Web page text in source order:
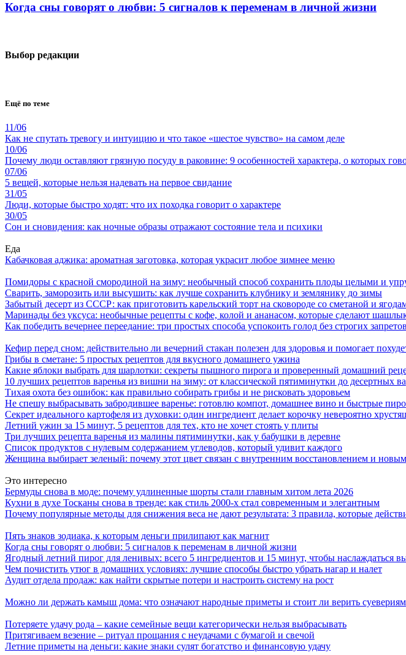
Когда сны говорят о любви: 5 сигналов к переменам в личной жизни
Выбор редакции
Ещё по теме
11/06
Как не спутать тревогу и интуицию и что такое «шестое чувство» на самом деле
10/06
Почему люди оставляют грязную посуду в раковине: 9 особенностей характера, о которых
07/06
5 вещей, которые нельзя надевать на первое свидание
31/05
Люди, которые быстро ходят: что их походка говорит о характере
30/05
Сон и сновидения: как ночные образы отражают состояние тела и психики
Еда
Кабачковая аджика: ароматная заготовка, которая украсит любое зимнее меню
Помидоры с красной смородиной на зиму: необычный способ сохранить плоды целыми и
Сварить, заморозить или высушить: как лучше сохранить клубнику и землянику до зимы
Забытый десерт из СССР: как приготовить карельский торт на сковороде со сметаной и
Маринады без уксуса: необычные рецепты с кофе, колой и ананасом, которые сделают
Как победить вечернее переедание: три простых способа успокоить голод без строгих запретов
Кефир перед сном: действительно ли вечерний стакан полезен для здоровья и помогает
Грибы в сметане: 5 простых рецептов для вкусного домашнего ужина
Какие яблоки выбрать для шарлотки: секреты пышного пирога и проверенный домашний
10 лучших рецептов варенья из вишни на зиму: от классической пятиминутки до десертных
Тихая охота без ошибок: как правильно собирать грибы и не рисковать здоровьем
Не спешу выбрасывать забродившее варенье: готовлю компот, домашнее вино и быстрые
Секрет идеального картофеля из духовки: один ингредиент делает корочку невероятно
Летний ужин за 15 минут, 5 рецептов для тех, кто не хочет стоять у плиты
Три лучших рецепта варенья из малины пятиминутки, как у бабушки в деревне
Список продуктов с нулевым содержанием углеводов, который удивит каждого
Женщина выбирает зеленый: почему этот цвет связан с внутренним восстановлением и
Это интересно
Бермуды снова в моде: почему удлиненные шорты стали главным хитом лета 2026
Кухни в духе Тосканы снова в тренде: как стиль 2000-х стал современным и элегантным
Почему популярные методы для снижения веса не дают результата: 3 правила, которые
Пять знаков зодиака, к которым деньги прилипают как магнит
Когда сны говорят о любви: 5 сигналов к переменам в личной жизни
Ягодный летний пирог для ленивых: всего 5 ингредиентов и 15 минут, чтобы наслаждаться
Чем почистить утюг в домашних условиях: лучшие способы быстро убрать нагар и налет
Аудит отдела продаж: как найти скрытые потери и настроить систему на рост
Можно ли держать камыш дома: что означают народные приметы и стоит ли верить суевериям
Потеряете удачу рода – какие семейные вещи категорически нельзя выбрасывать
Притягиваем везение – ритуал прощания с неудачами с бумагой и свечой
Летние приметы на деньги: какие знаки сулят богатство и финансовую удачу